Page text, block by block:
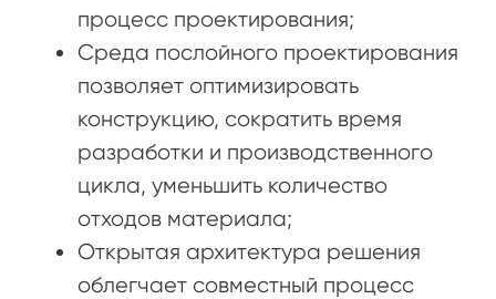
процесс проектирования;
Среда послойного проектирования
позволяет оптимизировать
конструкцию, сократить время
разработки и производственного
цикла, уменьшить количество
отходов материала;
Открытая архитектура решения
облегчает совместный процесс